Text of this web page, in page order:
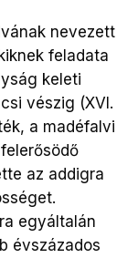
nevezett
feladata
keleti
vészig (XVI.
a madéfalvi
az addigra
egyáltalán
évszázados